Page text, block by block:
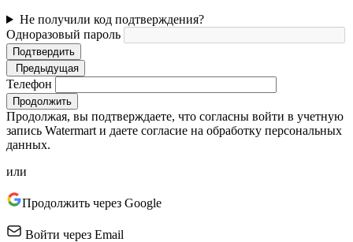
Не получили код подтверждения?
Одноразовый пароль
Подтвердить
Предыдущая
Телефон
Продолжить
Продолжая, вы подтверждаете, что согласны войти в учетную
запись Watermart и даете согласие на обработку персональных
данных.
или
Продолжить через Google
Войти через Email